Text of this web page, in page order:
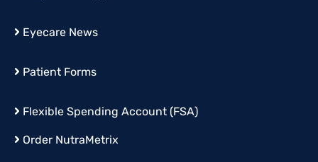
Eyecare News
Patient Forms
Flexible Spending Account (FSA)
Order NutraMetrix